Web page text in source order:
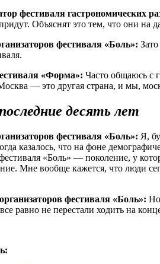
фестиваля гастрономических
Объяснят это тем, что они на
фестиваля «Боль»:
«Форма»: Часто общаюсь с
— это другая страна, и мы,
десять лет
фестиваля «Боль»: Я,
казалось, что на фоне
«Боль» — поколение, у
Мне вообще кажется, что люди
фестиваля «Боль»:
равно не перестали ходить на